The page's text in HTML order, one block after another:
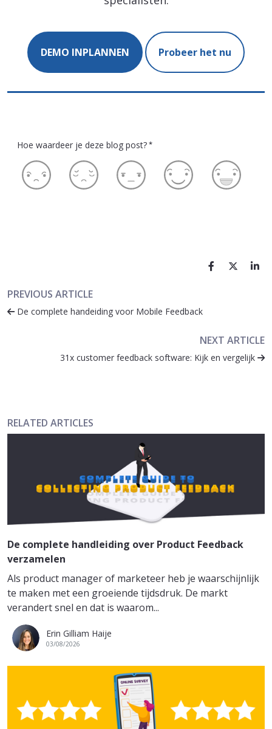
DEMO INPLANNEN Probeer het nu
Hoe waardeer je deze blog post? *
PREVIOUS ARTICLE
De complete handeiding voor Mobile Feedback
NEXT ARTICLE
31x customer feedback software: Kijk en vergelijk
RELATED ARTICLES
De complete handleiding over Product Feedback
verzamelen
Als product manager of marketeer heb je waarschijnlijk
te maken met een groeiende tijdsdruk. De markt
verandert snel en dat is waarom...
Erin Gilliam Haije
03/08/2026